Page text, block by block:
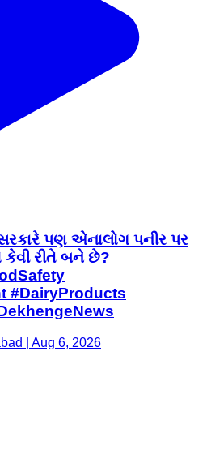
પણ એનાલોગ પનીર પર
કેવી રીતે બને છે?
#DairyProducts
| Aug 6, 2026